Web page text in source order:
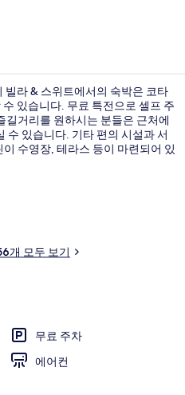
빌라 & 스위트에서의 숙박은 코타
있습니다. 무료 특전으로 셀프 주
길거리를 원하시는 분들은 근처에
있습니다. 기타 편의 시설과 서
수영장, 테라스 등이 마련되어 있
개 모두 보기
무료 주차
에어컨